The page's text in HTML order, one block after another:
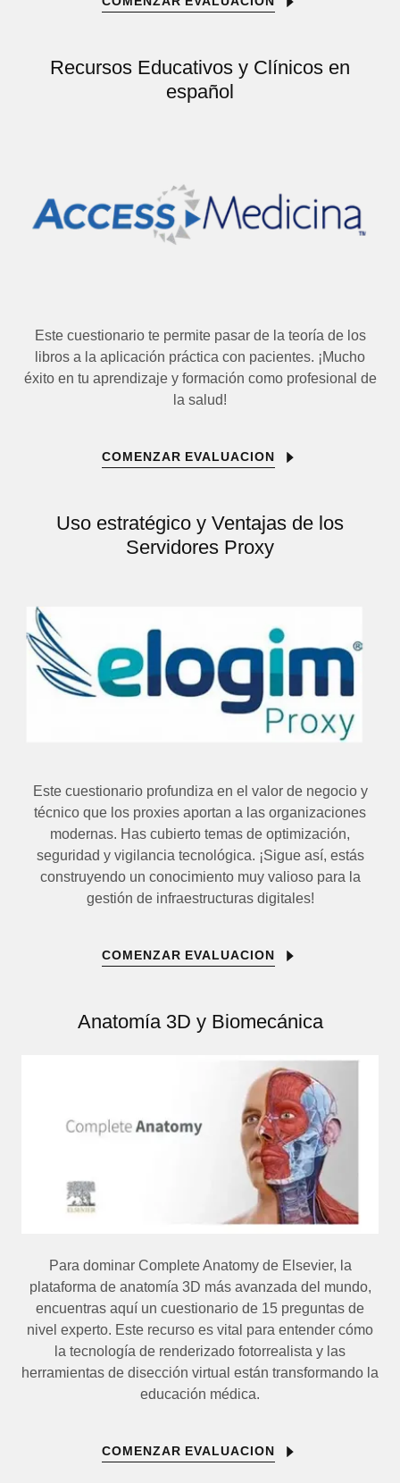
Recursos Educativos y Clínicos en
español
Este cuestionario te permite pasar de la teoría de los
libros a la aplicación práctica con pacientes. ¡Mucho
éxito en tu aprendizaje y formación como profesional de
la salud!
COMENZAR EVALUACION
Uso estratégico y Ventajas de los
Servidores Proxy
Este cuestionario profundiza en el valor de negocio y
técnico que los proxies aportan a las organizaciones
modernas. Has cubierto temas de optimización,
seguridad y vigilancia tecnológica. ¡Sigue así, estás
construyendo un conocimiento muy valioso para la
gestión de infraestructuras digitales!
COMENZAR EVALUACION
Anatomía 3D y Biomecánica
Para dominar Complete Anatomy de Elsevier, la
plataforma de anatomía 3D más avanzada del mundo,
encuentras aquí un cuestionario de 15 preguntas de
nivel experto. Este recurso es vital para entender cómo
la tecnología de renderizado fotorrealista y las
herramientas de disección virtual están transformando la
educación médica.
COMENZAR EVALUACION